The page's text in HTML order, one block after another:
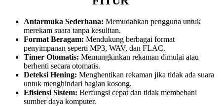
Antarmuka Sederhana: Memudahkan pengguna untuk
merekam suara tanpa kesulitan.
Format Beragam: Mendukung berbagai format
penyimpanan seperti MP3, WAV, dan FLAC.
Timer Otomatis: Memungkinkan rekaman dimulai atau
berhenti secara otomatis.
Deteksi Hening: Menghentikan rekaman jika tidak ada suara
untuk menghindari bagian kosong.
Efisiensi Sistem: Berfungsi cepat dan tidak membebani
sumber daya komputer.